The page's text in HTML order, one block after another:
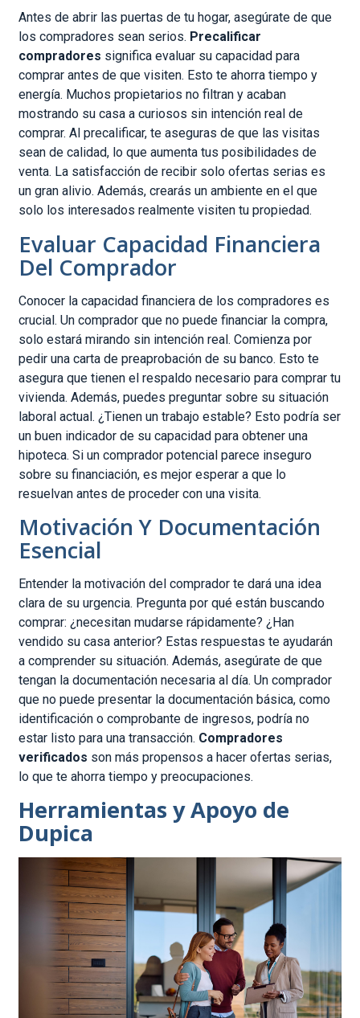
Antes de abrir las puertas de tu hogar, asegúrate de que
los compradores sean serios. Precalificar
compradores significa evaluar su capacidad para
comprar antes de que visiten. Esto te ahorra tiempo y
energía. Muchos propietarios no filtran y acaban
mostrando su casa a curiosos sin intención real de
comprar. Al precalificar, te aseguras de que las visitas
sean de calidad, lo que aumenta tus posibilidades de
venta. La satisfacción de recibir solo ofertas serias es
un gran alivio. Además, crearás un ambiente en el que
solo los interesados realmente visiten tu propiedad.
Evaluar Capacidad Financiera
Del Comprador
Conocer la capacidad financiera de los compradores es
crucial. Un comprador que no puede financiar la compra,
solo estará mirando sin intención real. Comienza por
pedir una carta de preaprobación de su banco. Esto te
asegura que tienen el respaldo necesario para comprar tu
vivienda. Además, puedes preguntar sobre su situación
laboral actual. ¿Tienen un trabajo estable? Esto podría ser
un buen indicador de su capacidad para obtener una
hipoteca. Si un comprador potencial parece inseguro
sobre su financiación, es mejor esperar a que lo
resuelvan antes de proceder con una visita.
Motivación Y Documentación
Esencial
Entender la motivación del comprador te dará una idea
clara de su urgencia. Pregunta por qué están buscando
comprar: ¿necesitan mudarse rápidamente? ¿Han
vendido su casa anterior? Estas respuestas te ayudarán
a comprender su situación. Además, asegúrate de que
tengan la documentación necesaria al día. Un comprador
que no puede presentar la documentación básica, como
identificación o comprobante de ingresos, podría no
estar listo para una transacción. Compradores
verificados son más propensos a hacer ofertas serias,
lo que te ahorra tiempo y preocupaciones.
Herramientas y Apoyo de
Dupica